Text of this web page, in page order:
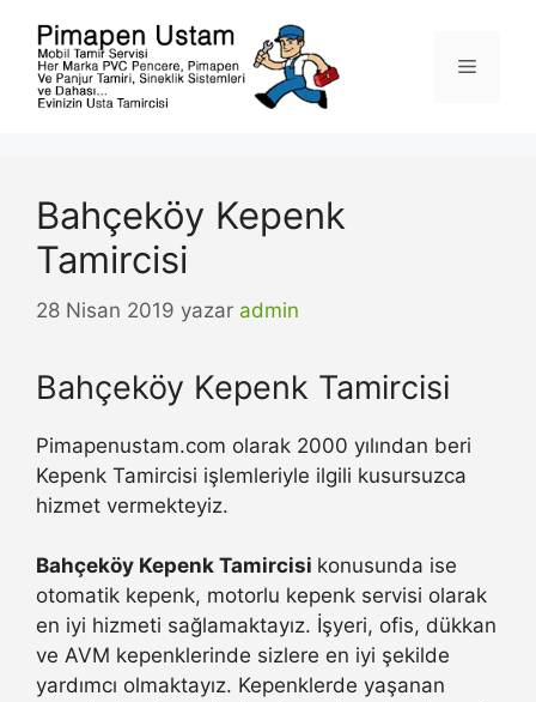
Menü
Bahçeköy Kepenk
Tamircisi
28 Nisan 2019 yazar admin
Bahçeköy Kepenk Tamircisi
Pimapenustam.com olarak 2000 yılından beri
Kepenk Tamircisi işlemleriyle ilgili kusursuzca
hizmet vermekteyiz.
Bahçeköy Kepenk Tamircisi konusunda ise
otomatik kepenk, motorlu kepenk servisi olarak
en iyi hizmeti sağlamaktayız. İşyeri, ofis, dükkan
ve AVM kepenklerinde sizlere en iyi şekilde
yardımcı olmaktayız. Kepenklerde yaşanan